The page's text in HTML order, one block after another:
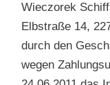
Wieczorek
Elbstraße 14,
durch den
wegen